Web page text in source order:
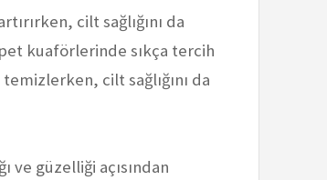
cilt sağlığını da
kuaförlerinde sıkça tercih
cilt sağlığını da
ve güzelliği açısından